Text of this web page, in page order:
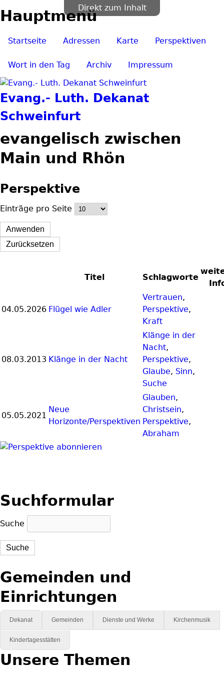
Direkt zum Inhalt
Hauptmenü
Startseite Adressen Karte Perspektiven
Wort in den Tag Archiv Impressum
Evang.- Luth. Dekanat
Schweinfurt
evangelisch zwischen
Main und Rhön
Perspektive
Einträge pro Seite
Titel Schlagworte
04.05.2026 Flügel wie Adler
Vertrauen,
Perspektive,
Kraft
08.03.2013 Klänge in der Nacht
Klänge in der
Nacht,
Perspektive,
Glaube, Sinn,
Suche
05.05.2021
Neue
Horizonte/Perspektiven
Glauben,
Christsein,
Perspektive,
Abraham
Suchformular
Suche
Gemeinden und
Einrichtungen
Dekanat Gemeinden Dienste und Werke Kirchenmusik
Kindertagesstätten
Unsere Themen